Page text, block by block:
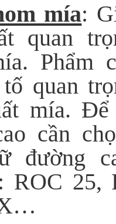
mía:
quan
Phẩm
quan
mía.
cần
đường
ROC 25,